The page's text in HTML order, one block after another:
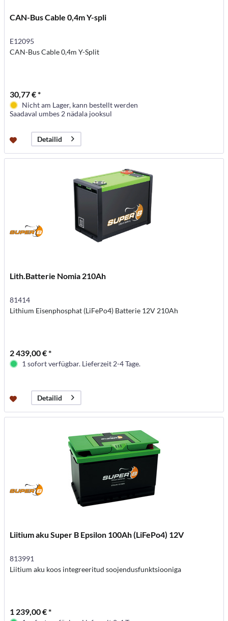
CAN-Bus Cable 0,4m Y-spli
E12095
CAN-Bus Cable 0,4m Y-Split
30,77 € *
Nicht am Lager, kann bestellt werden
Saadaval umbes 2 nädala jooksul
Detailid
Lith.Batterie Nomia 210Ah
81414
Lithium Eisenphosphat (LiFePo4) Batterie 12V 210Ah
2 439,00 € *
1 sofort verfügbar. Lieferzeit 2-4 Tage.
Detailid
Liitium aku Super B Epsilon 100Ah (LiFePo4) 12V
813991
Liitium aku koos integreeritud soojendusfunktsiooniga
1 239,00 € *